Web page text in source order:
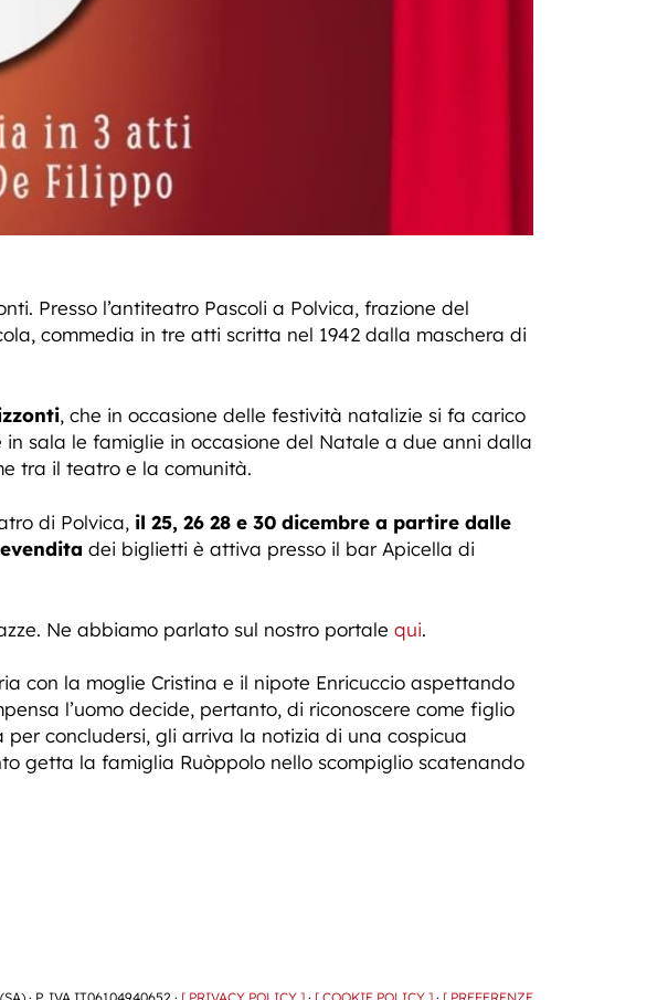
Presso l’antiteatro Pascoli a Polvica, frazione del
commedia in tre atti scritta nel 1942 dalla maschera di
, che in occasione delle festività natalizie si fa carico
sala le famiglie in occasione del Natale a due anni dalla
tra il teatro e la comunità.
di Polvica, il 25, 26 28 e 30 dicembre a partire dalle
dei biglietti è attiva presso il bar Apicella di
Ne abbiamo parlato sul nostro portale qui.
con la moglie Cristina e il nipote Enricuccio aspettando
l’uomo decide, pertanto, di riconoscere come figlio
concludersi, gli arriva la notizia di una cospicua
getta la famiglia Ruòppolo nello scompiglio scatenando